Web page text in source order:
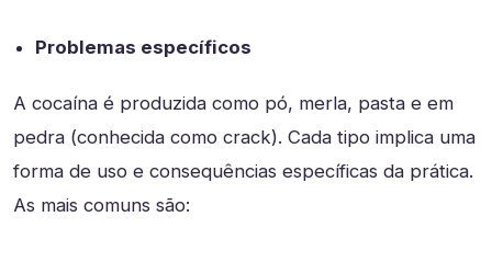
Problemas específicos
A cocaína é produzida como pó, merla, pasta e em
pedra (conhecida como crack). Cada tipo implica uma
forma de uso e consequências específicas da prática.
As mais comuns são: